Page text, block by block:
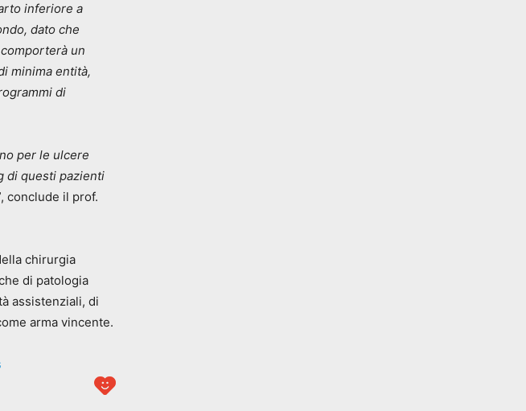
inferiore a
dato che
un
minima entità,
di
per le ulcere
di questi pazienti
conclude il prof.
chirurgia
di patologia
assistenziali, di
arma vincente.